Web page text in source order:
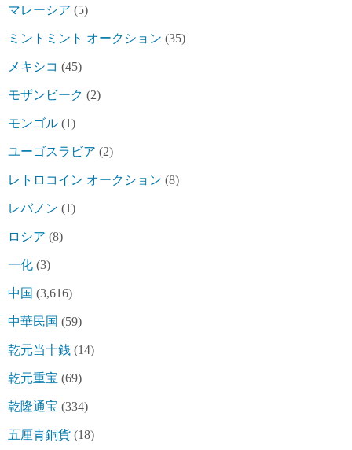
マレーシア (5)
ミントミント オークション (35)
メキシコ (45)
モザンビーク (2)
モンゴル (1)
ユーゴスラビア (2)
レトロコイン オークション (8)
レバノン (1)
ロシア (8)
一化 (3)
中国 (3,616)
中華民国 (59)
乾元当十銭 (14)
乾元重宝 (69)
乾隆通宝 (334)
五厘青銅貨 (18)